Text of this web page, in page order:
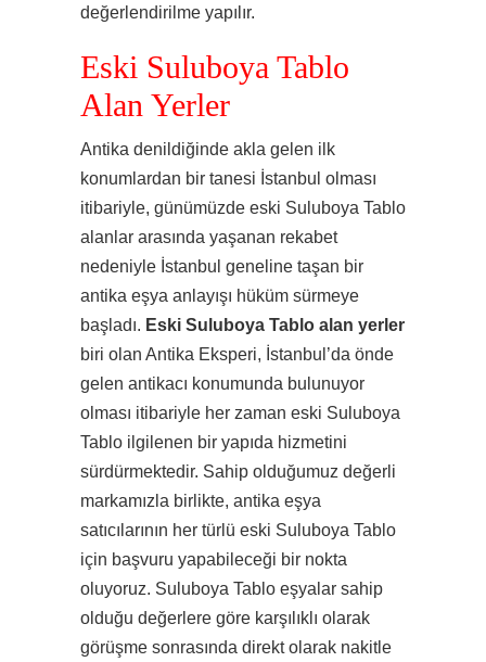
değerlendirilme yapılır.
Eski Suluboya Tablo
Alan Yerler
Antika denildiğinde akla gelen ilk
konumlardan bir tanesi İstanbul olması
itibariyle, günümüzde eski Suluboya Tablo
alanlar arasında yaşanan rekabet
nedeniyle İstanbul geneline taşan bir
antika eşya anlayışı hüküm sürmeye
başladı. Eski Suluboya Tablo alan yerler
biri olan Antika Eksperi, İstanbul’da önde
gelen antikacı konumunda bulunuyor
olması itibariyle her zaman eski Suluboya
Tablo ilgilenen bir yapıda hizmetini
sürdürmektedir. Sahip olduğumuz değerli
markamızla birlikte, antika eşya
satıcılarının her türlü eski Suluboya Tablo
için başvuru yapabileceği bir nokta
oluyoruz. Suluboya Tablo eşyalar sahip
olduğu değerlere göre karşılıklı olarak
görüşme sonrasında direkt olarak nakitle